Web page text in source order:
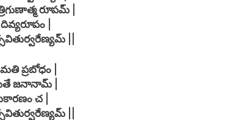
రూపమ్ |
|
||
ప్రబోధం |
జనానామ్ |
చ |
||